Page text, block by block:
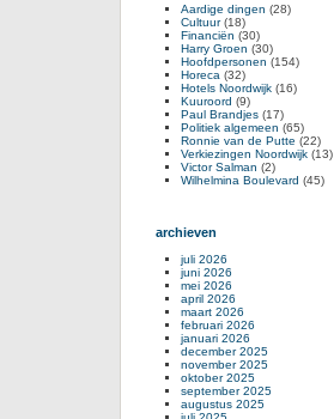
Aardige dingen (28)
Cultuur(18)
Financiën (30)
Harry Groen (30)
Hoofdpersonen (154)
Horeca (32)
Hotels Noordwijk (16)
Kuuroord (9)
Paul Brandjes (17)
Politiek algemeen (65)
Ronnie van de Putte (22)
Verkiezingen Noordwijk (13)
Victor Salman (2)
Wilhelmina Boulevard (45)
archieven
juli 2026
juni 2026
mei 2026
april 2026
maart 2026
februari 2026
januari 2026
december 2025
november 2025
oktober 2025
september 2025
augustus 2025